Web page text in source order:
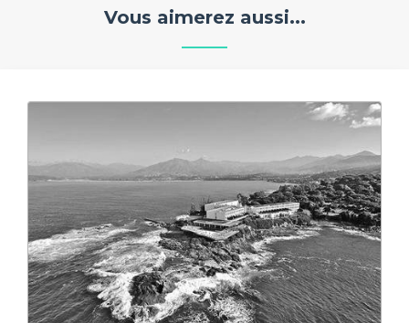
Vous aimerez aussi...